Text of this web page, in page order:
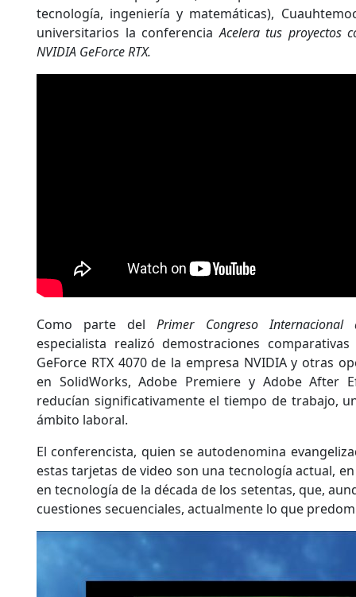
tecnología, ingeniería y matemáticas),
universitarios la conferenciaAcelera tus proyectos
NVIDIA GeForce RTX.
Como parte delPrimer Congreso
especialista realizó demostraciones
GeForce RTX 4070 de la empresa NVIDIA y otras
en SolidWorks, Adobe Premiere y Adobe After
reducían significativamente el tiempo de trabajo,
ámbito laboral.
El conferencista, quien se autodenomina
estas tarjetas de video son una tecnología actual,
en tecnología de la década de los setentas, que,
cuestiones secuenciales, actualmente lo que